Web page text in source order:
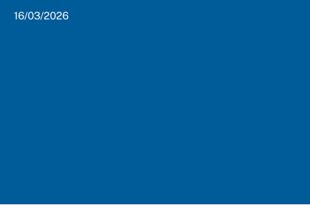
16/03/2026